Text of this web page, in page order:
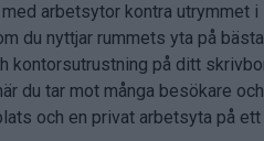
arbetsytor kontra utrymmet
du nyttjar rummets yta på
kontorsutrustning på ditt
du tar mot många besökare
och en privat arbetsyta på